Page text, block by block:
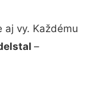
aj vy. Každému
–